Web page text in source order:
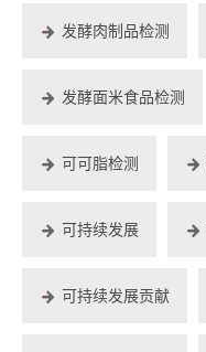
发酵肉制品检测
发酵面米食品检测
可可脂检测
可持续发展
可持续发展贡献